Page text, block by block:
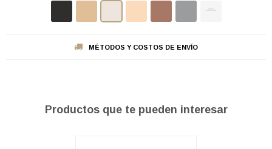
MÉTODOS Y COSTOS DE ENVÍO
Productos que te pueden interesar